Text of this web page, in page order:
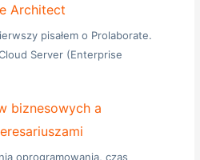
Architect
pisałem o Prolaborate.
Server (Enterprise
biznesowych a
oprogramowania, czas